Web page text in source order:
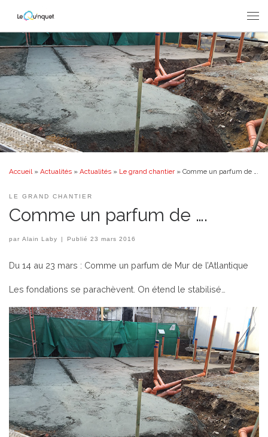
Passer au contenu
Accueil » Actualités » Actualités » Le grand chantier » Comme un parfum de ….
LE GRAND CHANTIER
Comme un parfum de ….
par Alain Laby Publié23 mars 2016
Du 14 au 23 mars : Comme un parfum de Mur de l’Atlantique
Les fondations se parachèvent. On étend le stabilisé…